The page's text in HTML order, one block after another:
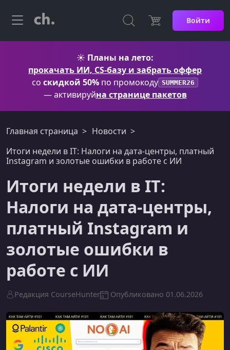
Войти
☀️ Планы на лето:
прокачать ИИ, CS-базу и забрать оффер
со скидкой 50% по промокоду SUMMER26
— активируйна странице пакетов
Главная страница
Новости
Итоги недели в IT: Налоги на дата-центры, платный
Instagram и золотые ошибки в работе с ИИ
Итоги недели в IT:
Налоги на дата-центры,
платный Instagram и
золотые ошибки в
работе с ИИ
Редакция CourseHunter Опубликовано 01.06.2026